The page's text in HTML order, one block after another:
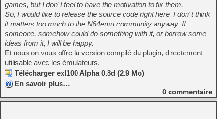
games, but I don´t feel to have the motivation to fix them.
So, I would like to release the source code right here. I don´t think
it matters too much to the N64emu community anyway. If
someone, somehow could do something with it, or borrow some
ideas from it, I will be happy.
Et nous on vous offre la version compilé du plugin, directement
utilisable avec les émulateurs.
Télécharger exl100 Alpha 0.8d (2.9 Mo)
En savoir plus…
0 commentaire